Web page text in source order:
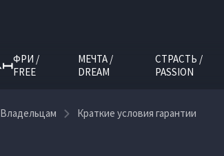
ФРИ /
FREE
МЕЧТА /
DREAM
СТРАСТЬ /
PASSION
Владельцам Краткие условия гарантии